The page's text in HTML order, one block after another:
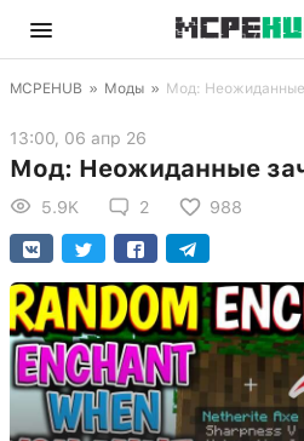
MCPEHUB » Моды » Мод: Неожиданные
13:00, 06 апр 26
Мод: Неожиданные
5.9K 2 988